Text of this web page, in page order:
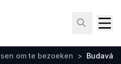
om te bezoeken > Budavárí